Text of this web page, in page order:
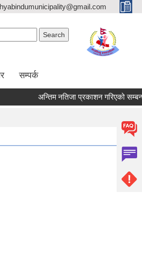
सम्पर्क
अन्तिम नतिजा प्रकाशन गरिएको